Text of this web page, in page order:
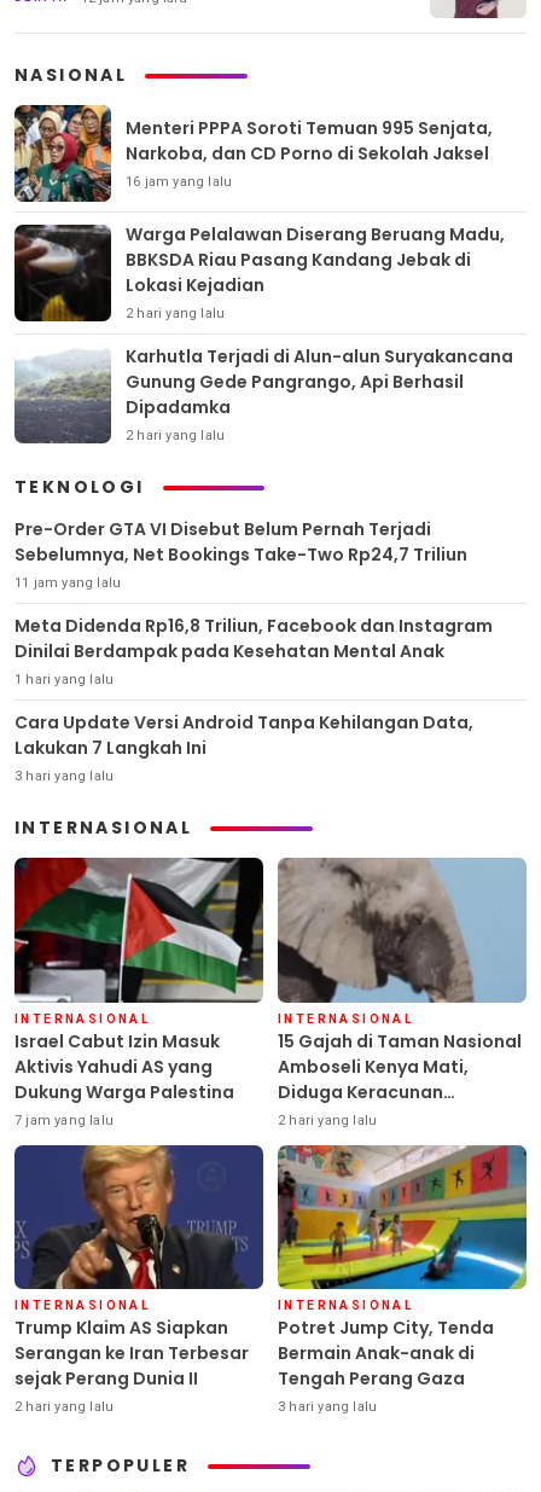
NASIONAL
Menteri PPPA Soroti Temuan 995 Senjata,
Narkoba, dan CD Porno di Sekolah Jaksel
16 jam yang lalu
Warga Pelalawan Diserang Beruang Madu,
BBKSDA Riau Pasang Kandang Jebak di
Lokasi Kejadian
2 hari yang lalu
Karhutla Terjadi di Alun-alun Suryakancana
Gunung Gede Pangrango, Api Berhasil
Dipadamka
2 hari yang lalu
TEKNOLOGI
Pre-Order GTA VI Disebut Belum Pernah Terjadi
Sebelumnya, Net Bookings Take-Two Rp24,7 Triliun
11 jam yang lalu
Meta Didenda Rp16,8 Triliun, Facebook dan Instagram
Dinilai Berdampak pada Kesehatan Mental Anak
1 hari yang lalu
Cara Update Versi Android Tanpa Kehilangan Data,
Lakukan 7 Langkah Ini
3 hari yang lalu
INTERNASIONAL
INTERNASIONAL
Israel Cabut Izin Masuk
Aktivis Yahudi AS yang
Dukung Warga Palestina
7 jam yang lalu
INTERNASIONAL
15 Gajah di Taman Nasional
Amboseli Kenya Mati,
Diduga Keracunan
Pestisida
2 hari yang lalu
INTERNASIONAL
Trump Klaim AS Siapkan
Serangan ke Iran Terbesar
sejak Perang Dunia II
2 hari yang lalu
INTERNASIONAL
Potret Jump City, Tenda
Bermain Anak-anak di
Tengah Perang Gaza
3 hari yang lalu
TERPOPULER